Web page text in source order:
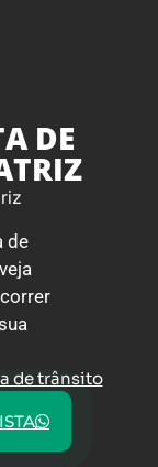
DE
de
de trânsito